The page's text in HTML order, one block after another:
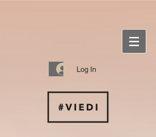
Log In